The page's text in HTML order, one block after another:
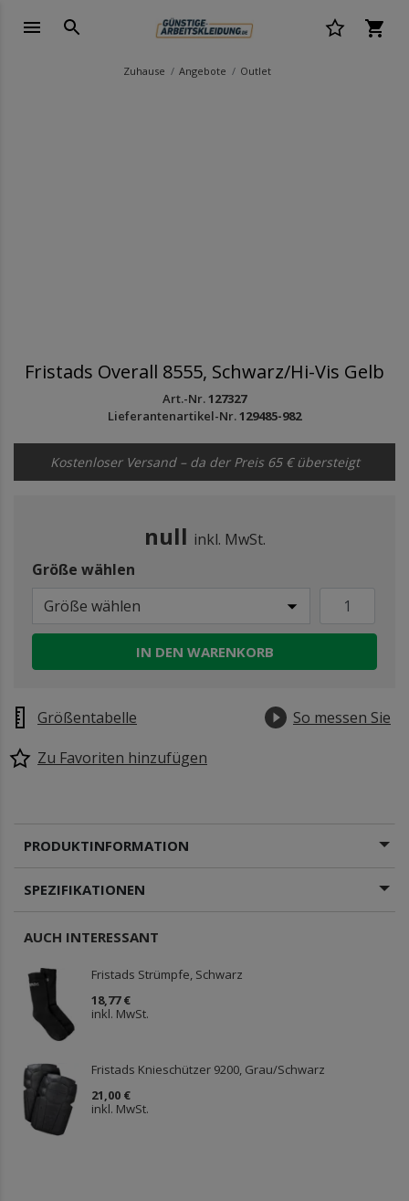
Zuhause Angebote Outlet
Fristads Overall 8555, Schwarz/Hi-Vis Gelb
Art.-Nr.127327
Lieferantenartikel-Nr.129485-982
Kostenloser Versand – da der Preis 65 € übersteigt
null inkl. MwSt.
Größe wählen
Größe wählen
IN DEN WARENKORB
Größentabelle
So messen Sie
Zu Favoriten hinzufügen
PRODUKTINFORMATION
SPEZIFIKATIONEN
AUCH INTERESSANT
Fristads Strümpfe, Schwarz
18,77 €
inkl. MwSt.
Fristads Knieschützer 9200, Grau/Schwarz
21,00 €
inkl. MwSt.